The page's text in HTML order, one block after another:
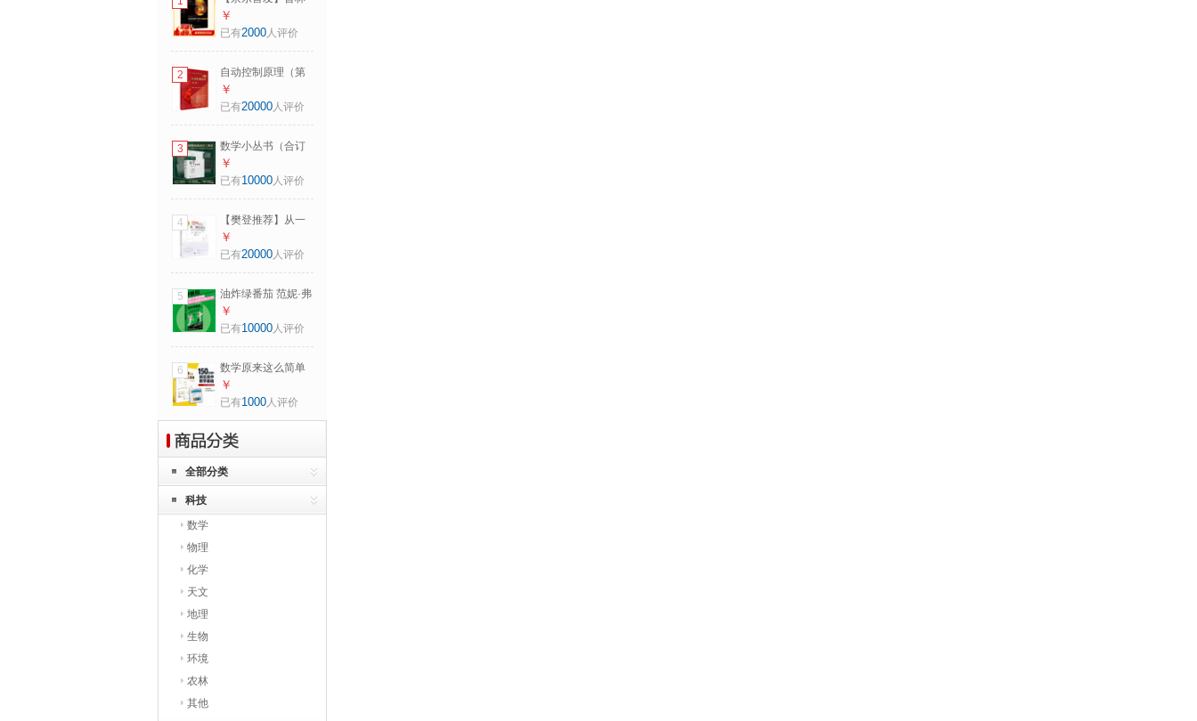
斯顿数学指南（全3
册）特别纪念版 读
社
￥
已有2000人评价
2
自动控制原理（第
八版）胡寿松 国家
名师主编 第二届教
心配套教辅 考研指
导
￥
已有20000人评价
3
数学小丛书（合订
本）
￥
已有10000人评价
4
【樊登推荐】从一
到无穷大：科学中
的事实和臆测（中
学校长邱勇推荐
￥
已有20000人评价
5
油炸绿番茄 范妮·弗
拉格 讲述两代女性
互助情谊的美国经
越时间的女性情谊
￥
已有10000人评价
6
数学原来这么简单
天才少年倾力打
造，150分钟即可轻
础
￥
已有1000人评价
全部分类
科技
数学
物理
化学
天文
地理
生物
环境
农林
其他